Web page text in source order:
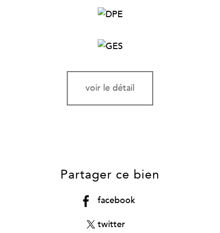
voir le détail
Partager ce bien
facebook
twitter